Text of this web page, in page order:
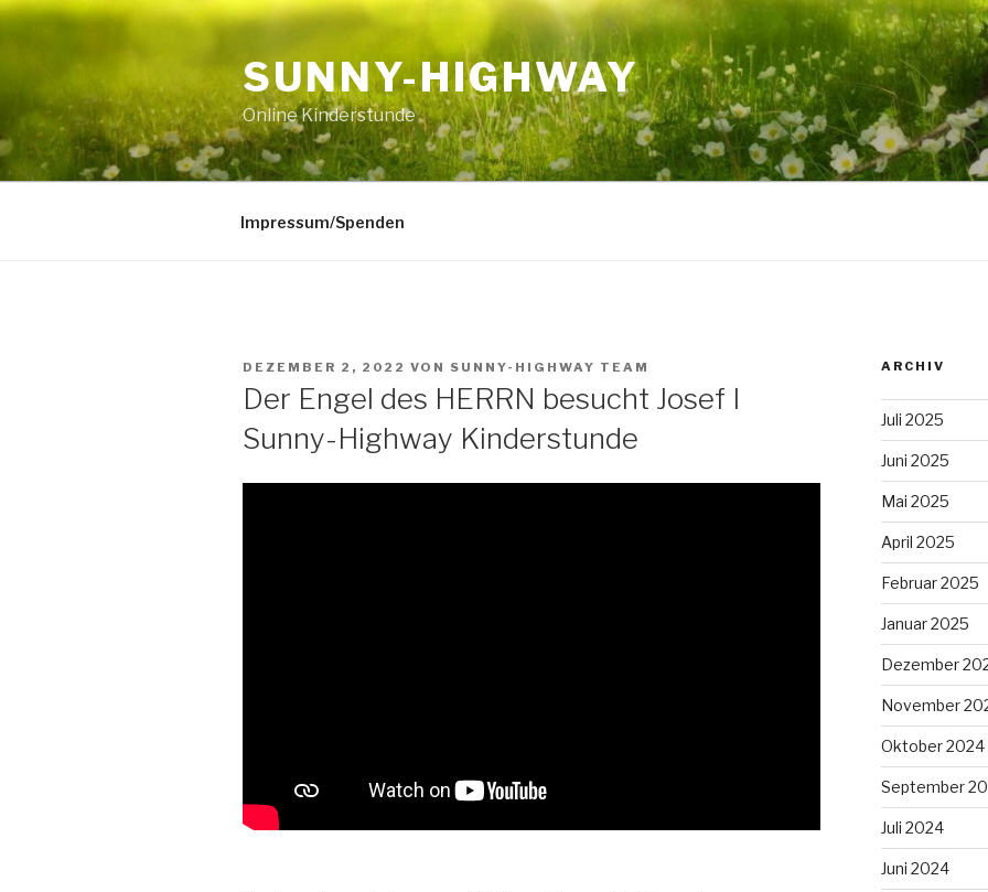
Zum
SUNNY-HIGHWAY
Online Kinderstunde
Impressum/Spenden
VERÖFFENTLICHT
DEZEMBER 2, 2022 VON SUNNY-HIGHWAY TEAM
Der Engel des HERRN besucht Josef I
Sunny-Highway Kinderstunde
ARCHIV
Juli 2025
Juni 2025
Mai 2025
April 2025
Februar 2025
Januar 2025
Dezember
November
Oktober 2024
September
Juli 2024
Juni 2024